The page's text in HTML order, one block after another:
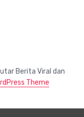
Berita Viral dan
Theme